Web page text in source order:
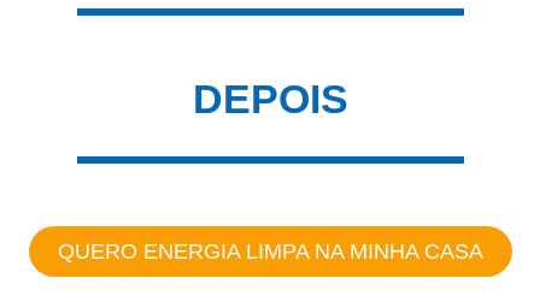
DEPOIS
QUERO ENERGIA LIMPA NA MINHA CASA